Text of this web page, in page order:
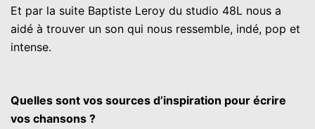
Et par la suite Baptiste Leroy du studio 48L nous a
aidé à trouver un son qui nous ressemble, indé, pop et
intense.
Quelles sont vos sources d’inspiration pour écrire
vos chansons ?